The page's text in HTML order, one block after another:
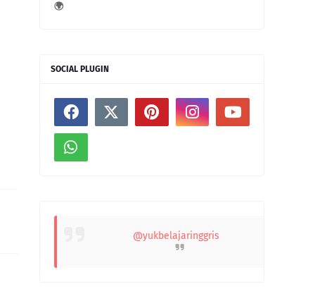
🌍
SOCIAL PLUGIN
@yukbelajaringgris